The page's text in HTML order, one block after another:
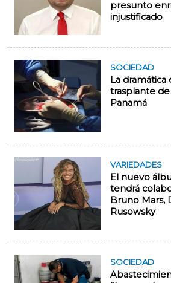
presunto
injustificado
SOCIEDAD
La
trasplante
Panamá
VARIEDADES
El nuevo
tendrá
Bruno Mars,
Rusowsky
SOCIEDAD